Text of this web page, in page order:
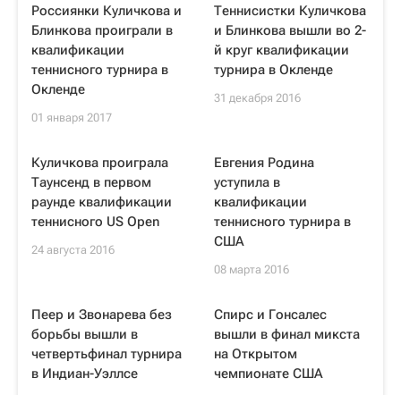
Россиянки Куличкова и
Блинкова проиграли в
квалификации
теннисного турнира в
Окленде
01 января 2017
Теннисистки Куличкова
и Блинкова вышли во 2-
й круг квалификации
турнира в Окленде
31 декабря 2016
Куличкова проиграла
Таунсенд в первом
раунде квалификации
теннисного US Open
24 августа 2016
Евгения Родина
уступила в
квалификации
теннисного турнира в
США
08 марта 2016
Пеер и Звонарева без
борьбы вышли в
четвертьфинал турнира
в Индиан-Уэллсе
Спирс и Гонсалес
вышли в финал микста
на Открытом
чемпионате США